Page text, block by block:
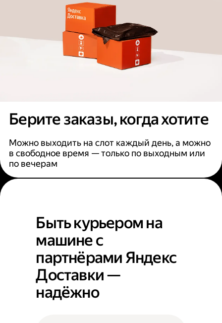
Берите заказы, когда хотите
Можно выходить на слот каждый день, а можно
в свободное время — только по выходным или
по вечерам
Быть курьером на
машине с
партнёрами Яндекс
Доставки —
надёжно